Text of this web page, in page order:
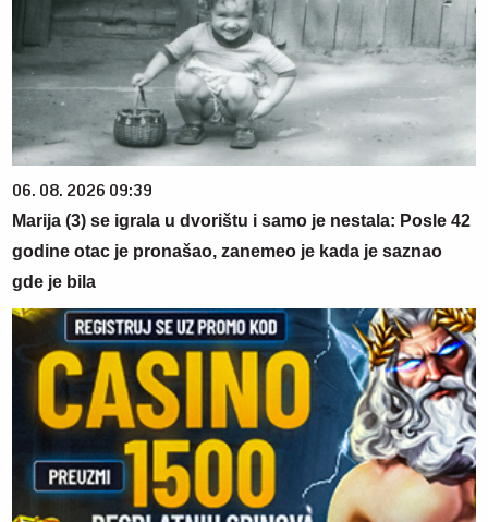
06. 08. 2026 09:39
Marija (3) se igrala u dvorištu i samo je nestala: Posle 42
godine otac je pronašao, zanemeo je kada je saznao
gde je bila